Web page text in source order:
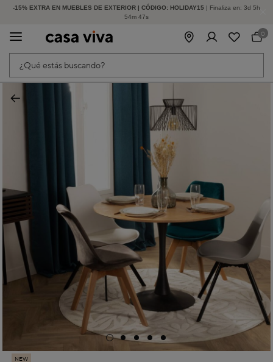
-15% EXTRA EN MUEBLES DE EXTERIOR | CÓDIGO: HOLIDAY15 | Finaliza en: 3d 5h
54m 47s
HASTA -60% DE DESCUENTO | SEGUNDAS REBAJAS
¿Qué estás buscando?
0
NEW